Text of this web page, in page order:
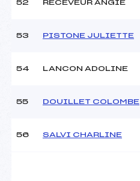
52 RECEVEUR ANGIE
53 PISTONE JULIETTE
54 LANCON ADOLINE
55 DOUILLET COLOMBE
56 SALVI CHARLINE